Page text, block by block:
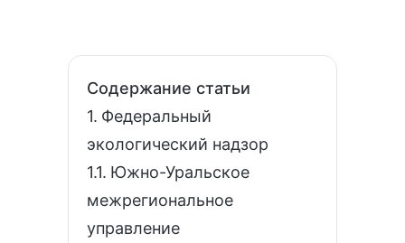
Содержание статьи
Федеральный
экологический надзор
Южно-Уральское
межрегиональное
управление